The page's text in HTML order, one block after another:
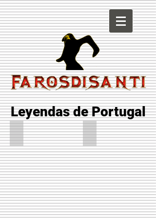
Leyendas de Portugal
Fuerte da Insua limia